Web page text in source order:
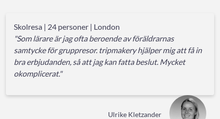
Skolresa | 24 personer | London
"Som lärare är jag ofta beroende av föräldrarnas
samtycke för gruppresor. tripmakery hjälper mig att få in
bra erbjudanden, så att jag kan fatta beslut. Mycket
okomplicerat."
Ulrike Kletzander